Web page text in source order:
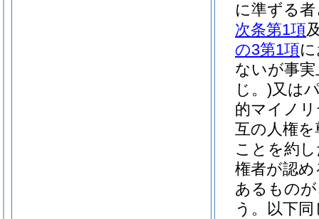
に準ずる
次条第1項
の3第1項
ないが事
じ。)又は
的マイノ
互の人権
ことを約
権者が認
あるもの
う。以下同